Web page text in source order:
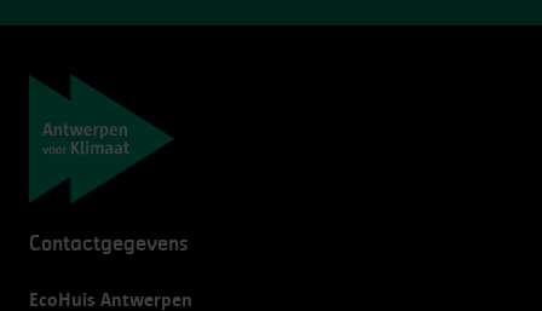
Contactgegevens
EcoHuis Antwerpen
Navigatie